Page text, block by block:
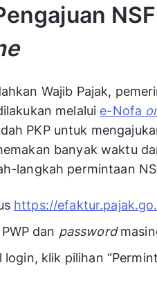
Wajib Pajak,
melalui e-Nofa
PKP untuk
banyak waktu
langkah permintaan
https://
dan password
login, klik pilihan